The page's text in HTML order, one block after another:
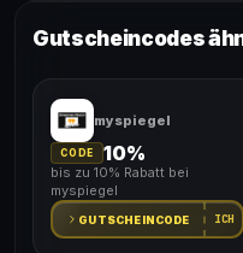
Gutscheincodes
myspiegel
CODE 10%
bis zu 10% Rabatt bei
myspiegel
GUTSCHEINCODE ICH